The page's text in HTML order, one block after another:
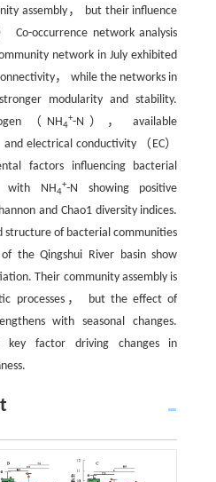
assembly， but their influence
Co-occurrence network analysis
network in July exhibited
， while the networks in
modularity and stability.
（NH4
+-N）， available
electrical conductivity （EC）
factors influencing bacterial
with NH4
+-N showing positive
and Chao1 diversity indices.
structure of bacterial communities
the Qingshui River basin show
Their community assembly is
processes， but the effect of
with seasonal changes.
key factor driving changes in